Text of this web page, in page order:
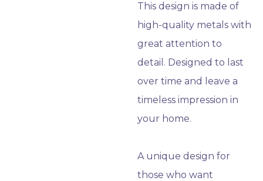
This design is made of
high-quality metals with
great attention to
detail. Designed to last
over time and leave a
timeless impression in
your home.
A unique design for
those who want